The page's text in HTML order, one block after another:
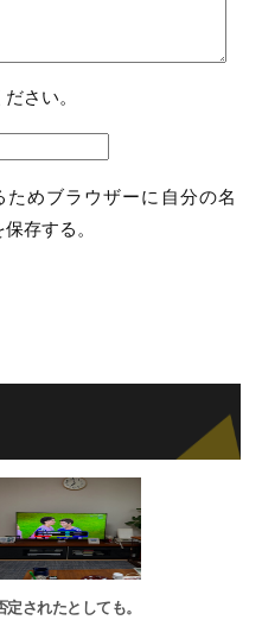
さい。
めブラウザーに自分の名
存する。
定されたとしても。